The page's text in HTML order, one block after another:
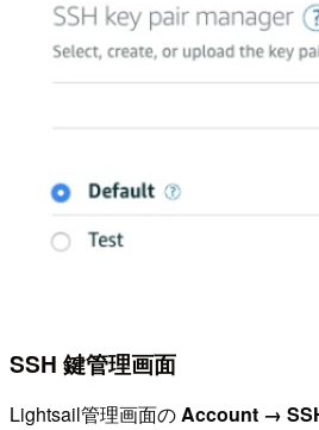
SSH 鍵管理画面
Lightsail管理画面のAccount →